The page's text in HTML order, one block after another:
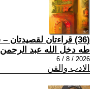
(36) قراءتان لقصيدتان – سل النجوم وطفح الحب
طه دخل الله عبد الرحمن
2026 / 8 / 6
الادب والفن